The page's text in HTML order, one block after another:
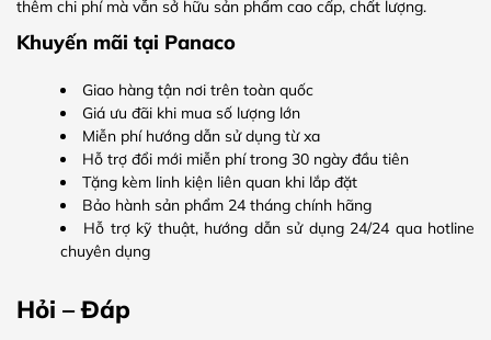
thêm chi phí mà vẫn sở hữu sản phẩm cao cấp, chất lượng.
Khuyến mãi tại Panaco
Giao hàng tận nơi trên toàn quốc
Giá ưu đãi khi mua số lượng lớn
Miễn phí hướng dẫn sử dụng từ xa
Hỗ trợ đổi mới miễn phí trong 30 ngày đầu tiên
Tặng kèm linh kiện liên quan khi lắp đặt
Bảo hành sản phẩm 24 tháng chính hãng
Hỗ trợ kỹ thuật, hướng dẫn sử dụng 24/24 qua hotline
chuyên dụng
Hỏi – Đáp